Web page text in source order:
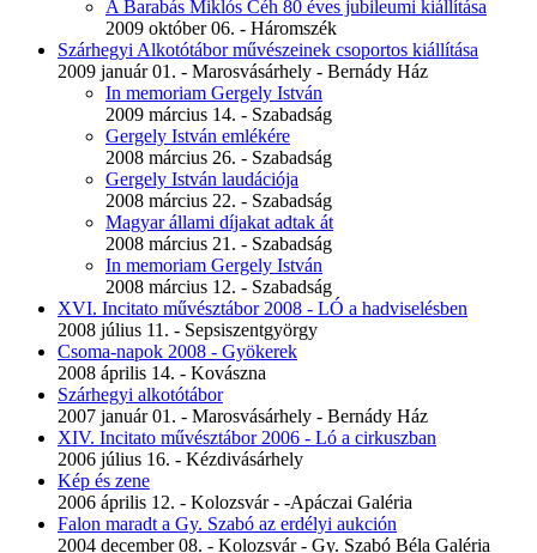
A Barabás Miklós Céh 80 éves jubileumi kiállítása
2009 október 06. - Háromszék
Szárhegyi Alkotótábor művészeinek csoportos kiállítása
2009 január 01. - Marosvásárhely - Bernády Ház
In memoriam Gergely István
2009 március 14. - Szabadság
Gergely István emlékére
2008 március 26. - Szabadság
Gergely István laudációja
2008 március 22. - Szabadság
Magyar állami díjakat adtak át
2008 március 21. - Szabadság
In memoriam Gergely István
2008 március 12. - Szabadság
XVI. Incitato művésztábor 2008 - LÓ a hadviselésben
2008 július 11. - Sepsiszentgyörgy
Csoma-napok 2008 - Gyökerek
2008 április 14. - Kovászna
Szárhegyi alkotótábor
2007 január 01. - Marosvásárhely - Bernády Ház
XIV. Incitato művésztábor 2006 - Ló a cirkuszban
2006 július 16. - Kézdivásárhely
Kép és zene
2006 április 12. - Kolozsvár - -Apáczai Galéria
Falon maradt a Gy. Szabó az erdélyi aukción
2004 december 08. - Kolozsvár - Gy. Szabó Béla Galéria